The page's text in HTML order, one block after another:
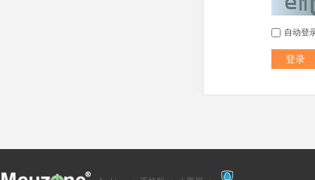
自动登
登录